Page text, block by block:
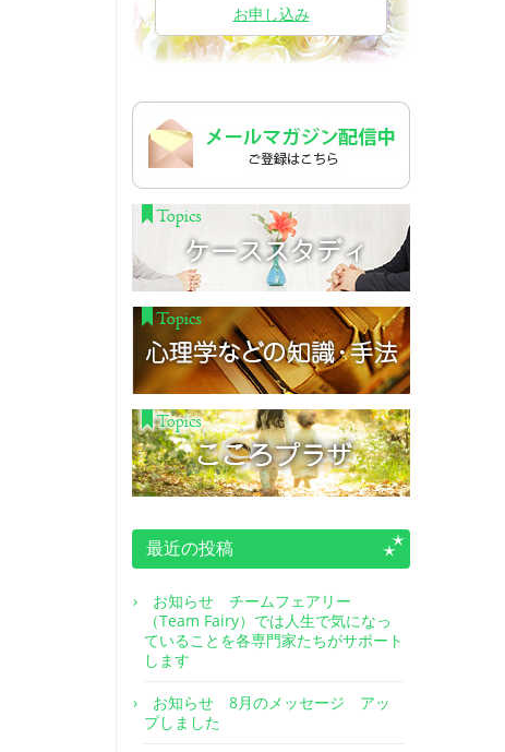
お申し込み
最近の投稿
お知らせ チームフェアリー
（Team Fairy）では人生で気になっ
ていることを各専門家たちがサポート
します
お知らせ 8月のメッセージ アッ
プしました